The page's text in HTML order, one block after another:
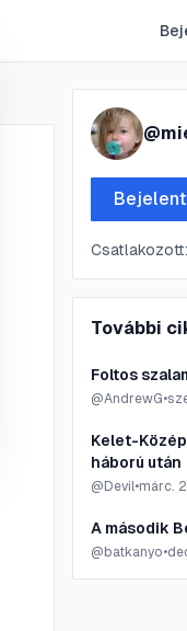
@
Csatlakozott:
További
Foltos
@AndrewG•
Kelet-
háború után
@ Devil•márc.
A második
@ batkanyo•